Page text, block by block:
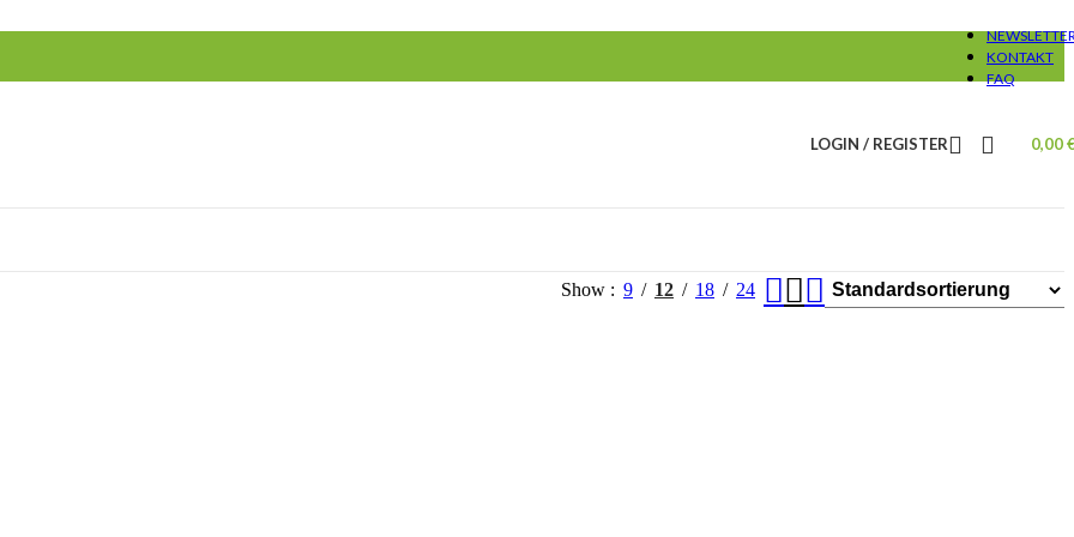
KONTAKT
FAQ
LOGIN / REGISTER 0,00
Show 9 12 18 24